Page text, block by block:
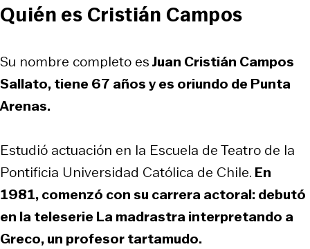
Quién es Cristián Campos
Su nombre completo esJuan Cristián Campos
Sallato, tiene 67 años y es oriundo de Punta
Arenas.
Estudió actuación en la Escuela de Teatro de la
Pontificia Universidad Católica de Chile. En
1981, comenzó con su carrera actoral: debutó
en la teleserieLa madrastrainterpretando a
Greco, un profesor tartamudo.